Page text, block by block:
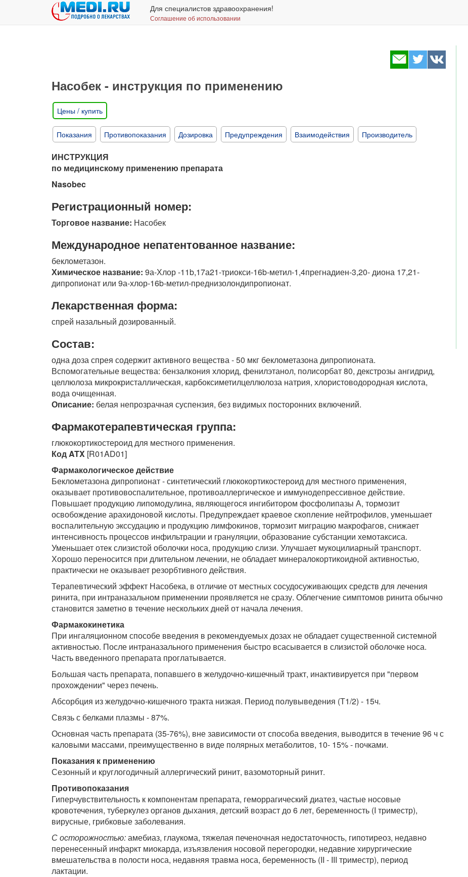
Для специалистов здравоохранения!
Соглашение об использовании
Насобек - инструкция по применению
Цены / купить
Показания Противопоказания Дозировка Предупреждения Взаимодействия Производитель
ИНСТРУКЦИЯ
по медицинскому применению препарата
Nasobec
Регистрационный номер:
Торговое название: Насобек
Международное непатентованное название:
беклометазон.
Химическое название: 9а-Хлор -11b,17а21-триокси-16b-метил-1,4прегнадиен-3,20- диона 17,21-
дипропионат или 9а-хлор-16b-метил-преднизолондипропионат.
Лекарственная форма:
спрей назальный дозированный.
Состав:
одна доза спрея содержит активного вещества - 50 мкг беклометазона дипропионата.
Вспомогательные вещества: бензалкония хлорид, фенилэтанол, полисорбат 80, декстрозы ангидрид,
целлюлоза микрокристаллическая, карбоксиметилцеллюлоза натрия, хлористоводородная кислота,
вода очищенная.
Описание: белая непрозрачная суспензия, без видимых посторонних включений.
Фармакотерапевтическая группа:
глюкокортикостероид для местного применения.
Код ATX [R01AD01]
Фармакологическое действие
Беклометазона дипропионат - синтетический глюкокортикостероид для местного применения,
оказывает противовоспалительное, противоаллергическое и иммунодепрессивное действие.
Повышает продукцию липомодулина, являющегося ингибитором фосфолипазы А, тормозит
освобождение арахидоновой кислоты. Предупреждает краевое скопление нейтрофилов, уменьшает
воспалительную экссудацию и продукцию лимфокинов, тормозит миграцию макрофагов, снижает
интенсивность процессов инфильтрации и грануляции, образование субстанции хемотаксиса.
Уменьшает отек слизистой оболочки носа, продукцию слизи. Улучшает мукоцилиарный транспорт.
Хорошо переносится при длительном лечении, не обладает минералокортикоидной активностью,
практически не оказывает резорбтивного действия.
Терапевтический эффект Насобека, в отличие от местных сосудосуживающих средств для лечения
ринита, при интраназальном применении проявляется не сразу. Облегчение симптомов ринита обычно
становится заметно в течение нескольких дней от начала лечения.
Фармакокинетика
При ингаляционном способе введения в рекомендуемых дозах не обладает существенной системной
активностью. После интраназального применения быстро всасывается в слизистой оболочке носа.
Часть введенного препарата проглатывается.
Большая часть препарата, попавшего в желудочно-кишечный тракт, инактивируется при "первом
прохождении" через печень.
Абсорбция из желудочно-кишечного тракта низкая. Период полувыведения (Т1/2) - 15ч.
Связь с белками плазмы - 87%.
Основная часть препарата (35-76%), вне зависимости от способа введения, выводится в течение 96 ч с
каловыми массами, преимущественно в виде полярных метаболитов, 10- 15% - почками.
Показания к применению
Сезонный и круглогодичный аллергический ринит, вазомоторный ринит.
Противопоказания
Гиперчувствительность к компонентам препарата, геморрагический диатез, частые носовые
кровотечения, туберкулез органов дыхания, детский возраст до 6 лет, беременность (I триместр),
вирусные, грибковые заболевания.
С осторожностью:амебиаз, глаукома, тяжелая печеночная недостаточность, гипотиреоз, недавно
перенесенный инфаркт миокарда, изъязвления носовой перегородки, недавние хирургические
вмешательства в полости носа, недавняя травма носа, беременность (II - III триместр), период
лактации.